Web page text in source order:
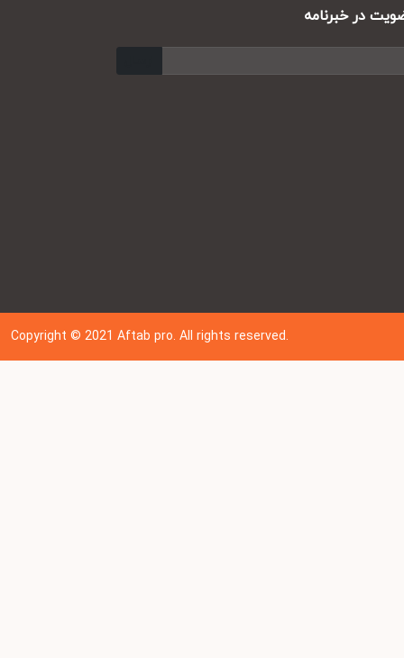
در خبرنامه
Copyright © 202 1Aftab pro. All rights reserved.